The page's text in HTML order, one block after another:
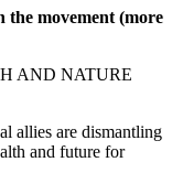
movement (more
AND NATURE
allies are dismantling
and future for